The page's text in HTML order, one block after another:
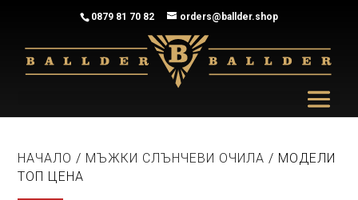
0879 81 70 82 orders@ballder.shop
НАЧАЛО / МЪЖКИ СЛЪНЧЕВИ ОЧИЛА / МОДЕЛИ
ТОП ЦЕНА